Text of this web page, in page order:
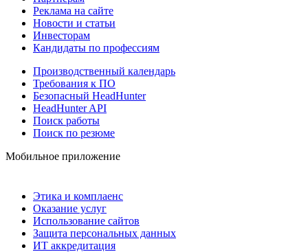
Реклама на сайте
Новости и статьи
Инвесторам
Кандидаты по профессиям
Производственный календарь
Требования к ПО
Безопасный HeadHunter
HeadHunter API
Поиск работы
Поиск по резюме
Мобильное приложение
Этика и комплаенс
Оказание услуг
Использование сайтов
Защита персональных данных
ИТ аккредитация